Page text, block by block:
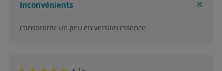
Inconvénients
consomme un peu en version essence